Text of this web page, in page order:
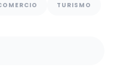
TURISMO